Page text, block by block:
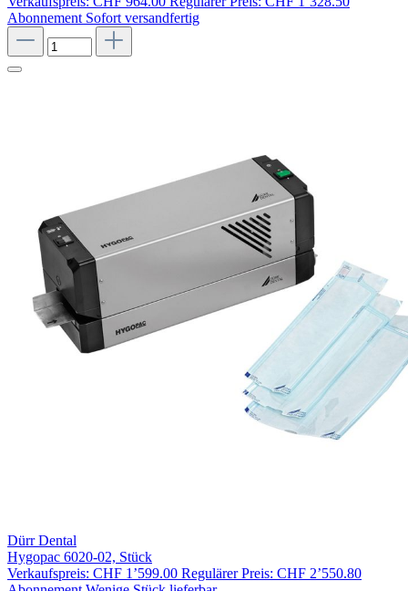
Abonnement Sofort versandfertig
Dürr Dental
Hygopac 6020-02, Stück
Verkaufspreis: CHF 1’599.00 Regulärer Preis: CHF 2’550.80